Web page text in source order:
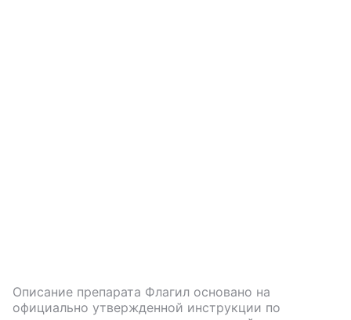
Описание препарата Флагил основано на
официально утвержденной инструкции по